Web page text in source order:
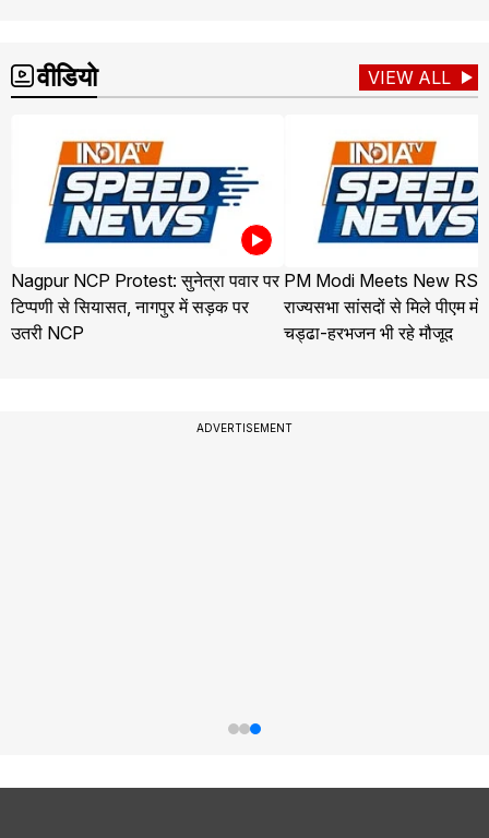
वीडियो VIEW ALL
Nagpur NCP Protest: सुनेत्रा पवार पर
टिप्पणी से सियासत, नागपुर में सड़क पर
उतरी NCP
PM Modi Meets New RS
राज्यसभा सांसदों से मिले पीएम
चड्ढा-हरभजन भी रहे मौजूद
ADVERTISEMENT